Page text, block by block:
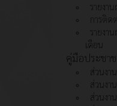
รายงา
การติด
รายงา
เดือน
คู่มือประชา
ส่วนงา
ส่วนงา
ส่วนงา